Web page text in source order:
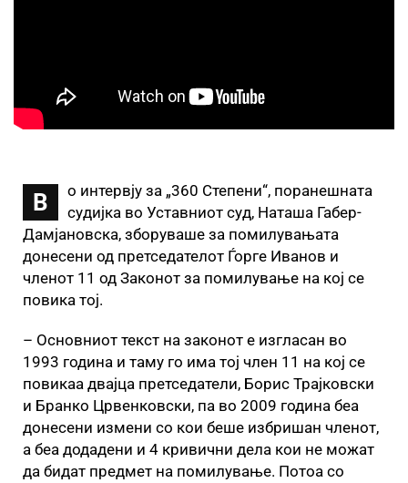
В
о интервју за „360 Степени“, поранешната
судијка во Уставниот суд, Наташа Габер-
Дамјановска, зборуваше за помилувањата
донесени од претседателот Ѓорге Иванов и
членот 11 од Законот за помилување на кој се
повика тој.
– Основниот текст на законот е изгласан во
1993 година и таму го има тој член 11 на кој се
повикаа двајца претседатели, Борис Трајковски
и Бранко Црвенковски, па во 2009 година беа
донесени измени со кои беше избришан членот,
а беа додадени и 4 кривични дела кои не можат
да бидат предмет на помилување. Потоа со